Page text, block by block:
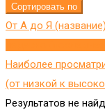
Сортировать по
От А до Я (название)
Наиболее
(от низкой к
Результатов не